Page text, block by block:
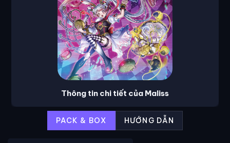
Thông tin chi tiết của Maliss
PACK & BOX HƯỚNG DẪN